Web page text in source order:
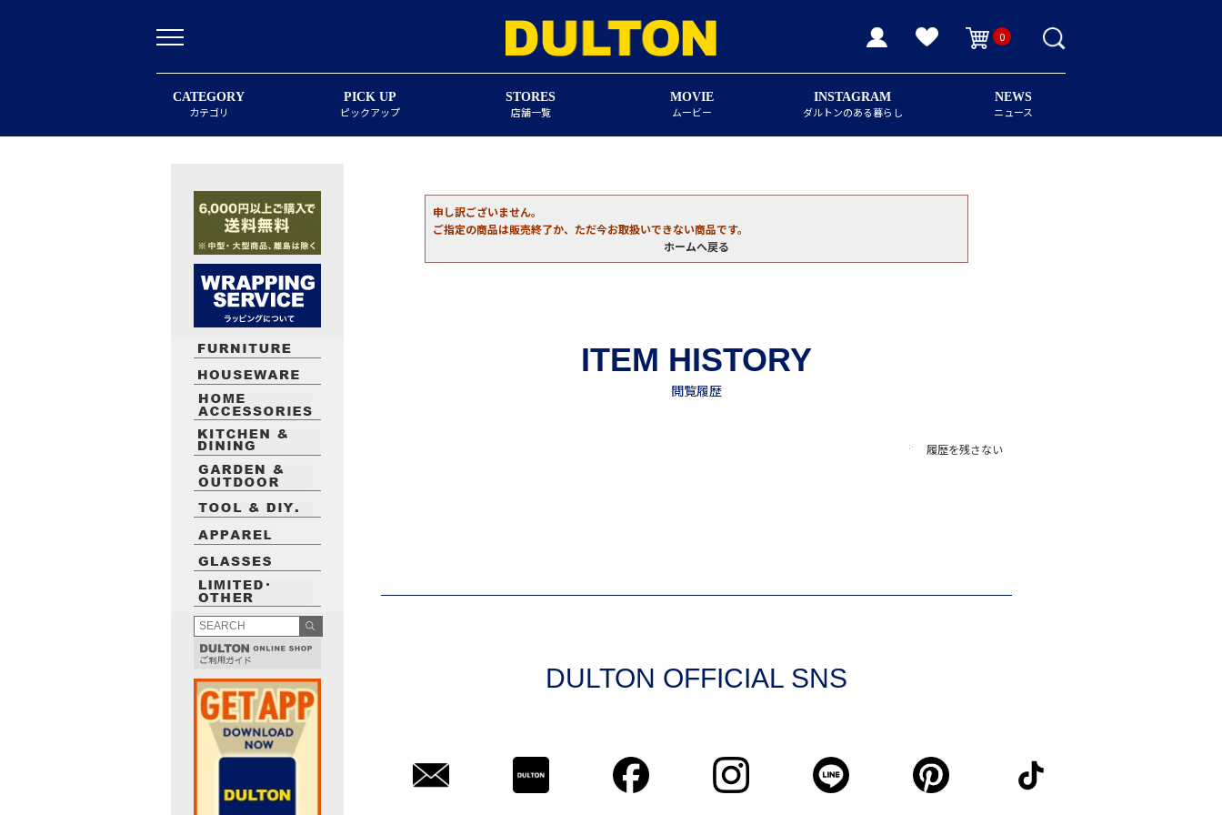
0
CATEGORY
カテゴリ
PICK UP
ピックアップ
STORES
店舗一覧
MOVIE
ムービー
INSTAGRAM
ダルトンのある暮らし
NEWS
ニュース
申し訳ございません。
ご指定の商品は販売終了か、ただ今お取扱いできない商品です。
ホームへ戻る
履歴を残さない
DULTON OFFICIAL SNS